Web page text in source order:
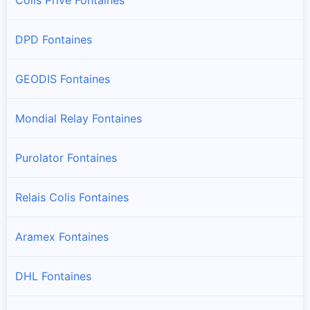
DPD Fontaines
GEODIS Fontaines
Mondial Relay Fontaines
Purolator Fontaines
Relais Colis Fontaines
Aramex Fontaines
DHL Fontaines